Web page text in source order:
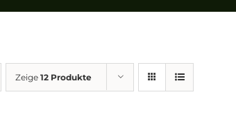
Zeige12 Produkte